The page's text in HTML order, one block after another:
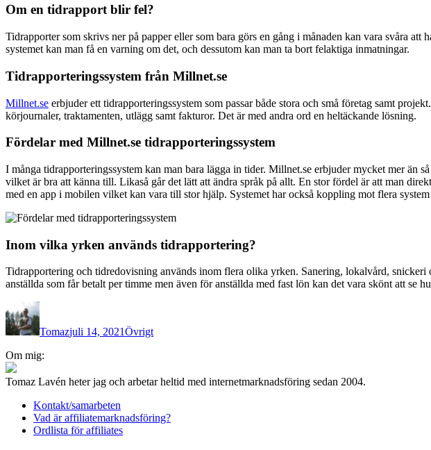
Om en tidrapport blir fel?
Tidrapporter som skrivs ner på papper eller som bara görs en gång i månaden kan vara svåra
systemet kan man få en varning om det, och dessutom kan man ta bort felaktiga inmatningar.
Tidrapporteringssystem från Millnet.se
Millnet.se erbjuder ett tidrapporteringssystem som passar både stora och små företag samt
körjournaler, traktamenten, utlägg samt fakturor. Det är med andra ord en heltäckande lösning.
Fördelar med Millnet.se tidrapporteringssystem
I många tidrapporteringssystem kan man bara lägga in tider. Millnet.se erbjuder mycket mer än
vilket är bra att känna till. Likaså går det lätt att ändra språk på allt. En stor fördel är att man
med en app i mobilen vilket kan vara till stor hjälp. Systemet har också koppling mot flera
Inom vilka yrken används tidrapportering?
Tidrapportering och tidredovisning används inom flera olika yrken. Sanering, lokalvård,
anställda som får betalt per timme men även för anställda med fast lön kan det vara skönt att se
Författare
Tomazjuli 14, 2021Övrigt
Inläggsnavigering
Om mig:
Tomaz Lavén heter jag och arbetar heltid med internetmarknadsföring sedan 2004.
Kontakt/samarbeten
Vad är affiliatemarknadsföring?
Ordlista för affiliates